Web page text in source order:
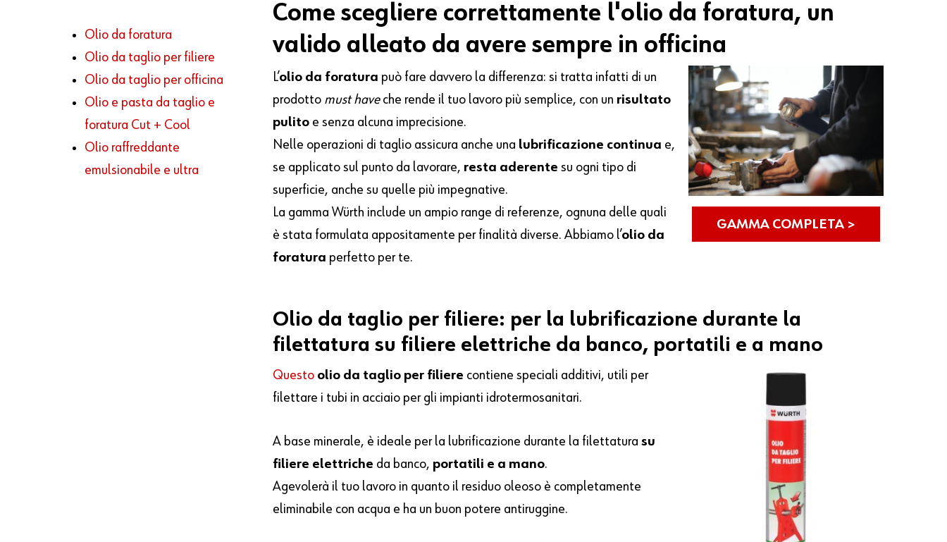
Olio da foratura
Olio da taglio per filiere
Olio da taglio per officina
Olio e pasta da taglio e
foratura Cut + Cool
Olio raffreddante
emulsionabile e ultra
Come scegliere correttamente l'olio da foratura, un
valido alleato da avere sempre in officina
L’olio da foratura può fare davvero la differenza: si tratta infatti di un
prodotto must haveche rende il tuo lavoro più semplice, con un risultato
pulito e senza alcuna imprecisione.
Nelle operazioni di taglio assicura anche una lubrificazione continua e,
se applicato sul punto da lavorare, resta aderente su ogni tipo di
superficie, anche su quelle più impegnative.
La gamma Würth include un ampio range di referenze, ognuna delle quali
è stata formulata appositamente per finalità diverse. Abbiamo l’olio da
foratura perfetto per te.
GAMMA COMPLETA >
Olio da taglio per filiere: per la lubrificazione durante la
filettatura su filiere elettriche da banco, portatili e a mano
Questo olio da taglio per filiere contiene speciali additivi, utili per
filettare i tubi in acciaio per gli impianti idrotermosanitari.
A base minerale, è ideale per la lubrificazione durante la filettaturasu
filiere elettriche da banco, portatili e a mano.
Agevolerà il tuo lavoro in quanto il residuo oleoso è completamente
eliminabile con acqua e ha un buon potere antiruggine.